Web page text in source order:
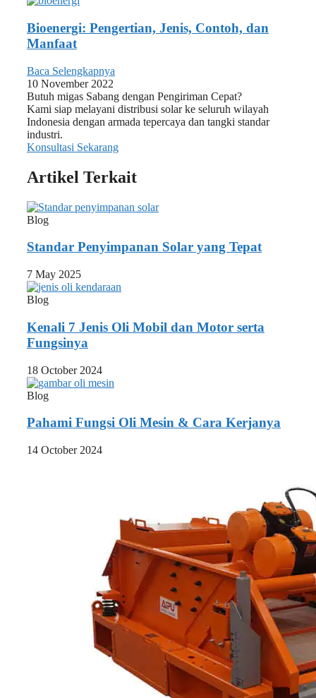
Bioenergi: Pengertian, Jenis, Contoh, dan
Manfaat
Baca Selengkapnya
10 November 2022
Butuh migas Sabang dengan Pengiriman Cepat?
Kami siap melayani distribusi solar ke seluruh wilayah
Indonesia dengan armada tepercaya dan tangki standar
industri.
Konsultasi Sekarang
Artikel Terkait
Blog
Standar Penyimpanan Solar yang Tepat
7 May 2025
Blog
Kenali 7 Jenis Oli Mobil dan Motor serta
Fungsinya
18 October 2024
Blog
Pahami Fungsi Oli Mesin & Cara Kerjanya
14 October 2024